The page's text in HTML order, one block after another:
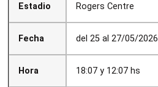
Estadio
Fecha
Hora
Rogers Centre
del 25 al 27/05/2026
18:07 y 12:07 hs